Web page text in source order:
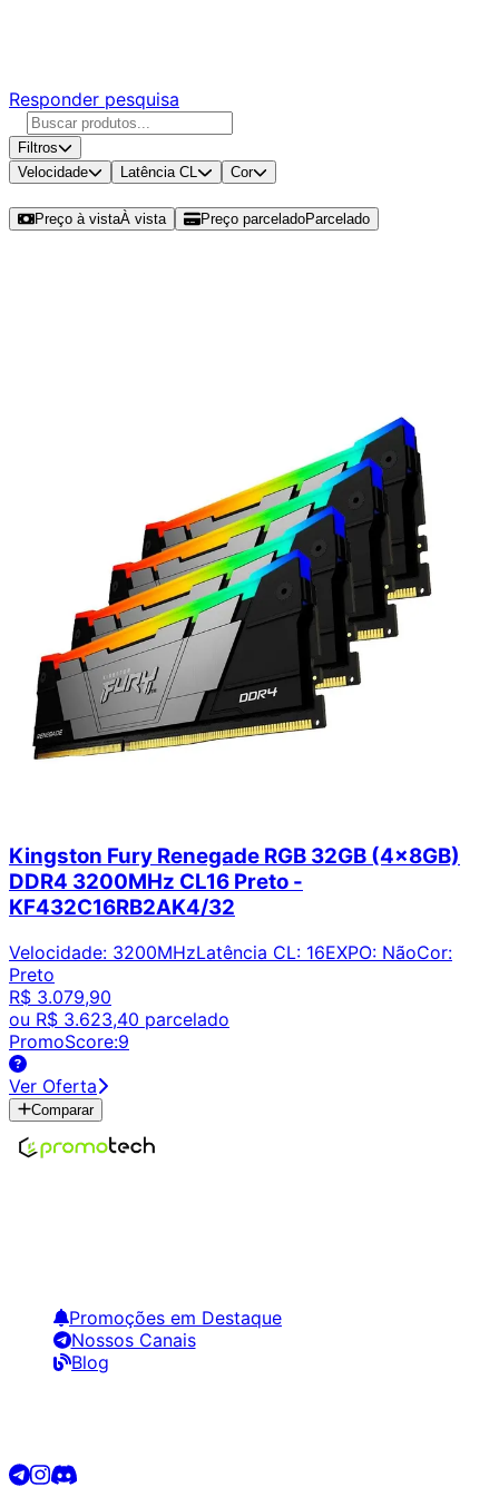
Responder pesquisa
Filtros
Velocidade
Latência CL Cor
Preço à vistaÀ vista Preço parceladoParcelado
Kingston Fury Renegade RGB 32GB (4x8GB)
DDR4 3200MHz CL16 Preto -
KF432C16RB2AK4/32
Velocidade: 3200MHzLatência CL: 16EXPO: NãoCor:
Preto
R$ 3.079,90
ou R$ 3.623,40 parcelado
PromoScore:9
Ver Oferta
Comparar
Promoções em Destaque
Nossos Canais
Blog